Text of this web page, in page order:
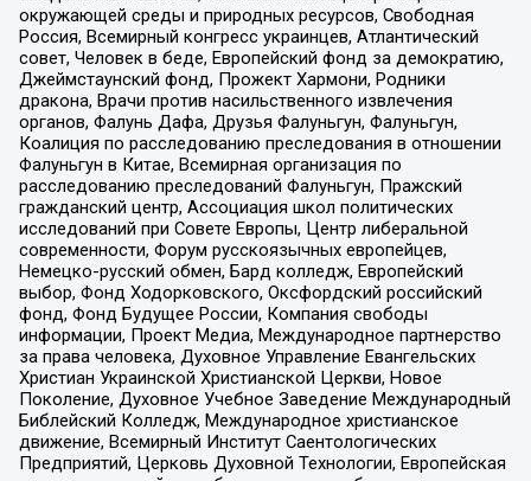
окружающей среды и природных ресурсов, Свободная
Россия, Всемирный конгресс украинцев, Атлантический
совет, Человек в беде, Европейский фонд за демократию,
Джеймстаунский фонд, Прожект Хармони, Родники
дракона, Врачи против насильственного извлечения
органов, Фалунь Дафа, Друзья Фалуньгун, Фалуньгун,
Коалиция по расследованию преследования в отношении
Фалуньгун в Китае, Всемирная организация по
расследованию преследований Фалуньгун, Пражский
гражданский центр, Ассоциация школ политических
исследований при Совете Европы, Центр либеральной
современности, Форум русскоязычных европейцев,
Немецко-русский обмен, Бард колледж, Европейский
выбор, Фонд Ходорковского, Оксфордский российский
фонд, Фонд Будущее России, Компания свободы
информации, Проект Медиа, Международное партнерство
за права человека, Духовное Управление Евангельских
Христиан Украинской Христианской Церкви, Новое
Поколение, Духовное Учебное Заведение Международный
Библейский Колледж, Международное христианское
движение, Всемирный Институт Саентологических
Предприятий, Церковь Духовной Технологии, Европейская